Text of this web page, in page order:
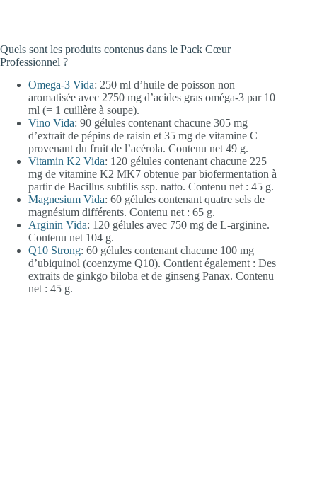
Quels sont les produits contenus dans le Pack Cœur
Professionnel ?
Omega-3 Vida: 250 ml d’huile de poisson non
aromatisée avec 2750 mg d’acides gras oméga-3 par 10
ml (= 1 cuillère à soupe).
Vino Vida: 90 gélules contenant chacune 305 mg
d’extrait de pépins de raisin et 35 mg de vitamine C
provenant du fruit de l’acérola. Contenu net 49 g.
Vitamin K2 Vida: 120 gélules contenant chacune 225
mg de vitamine K2 MK7 obtenue par biofermentation à
partir de Bacillus subtilis ssp. natto. Contenu net : 45 g.
Magnesium Vida: 60 gélules contenant quatre sels de
magnésium différents. Contenu net : 65 g.
Arginin Vida: 120 gélules avec 750 mg de L-arginine.
Contenu net 104 g.
Q10 Strong: 60 gélules contenant chacune 100 mg
d’ubiquinol (coenzyme Q10). Contient également : Des
extraits de ginkgo biloba et de ginseng Panax. Contenu
net : 45 g.